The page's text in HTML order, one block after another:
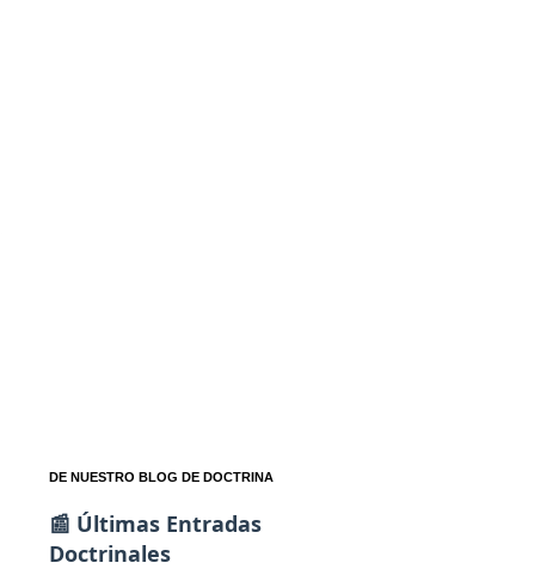
DE NUESTRO BLOG DE DOCTRINA
📰 Últimas Entradas
Doctrinales